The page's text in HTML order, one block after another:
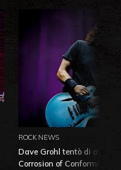
ROCK NEWS
Dave Grohl tentò di
Corrosion of Conformity